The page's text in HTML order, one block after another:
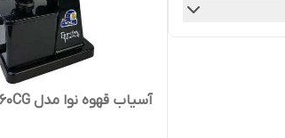
آسیاب قهوه نوا مدل Nm-3660CG